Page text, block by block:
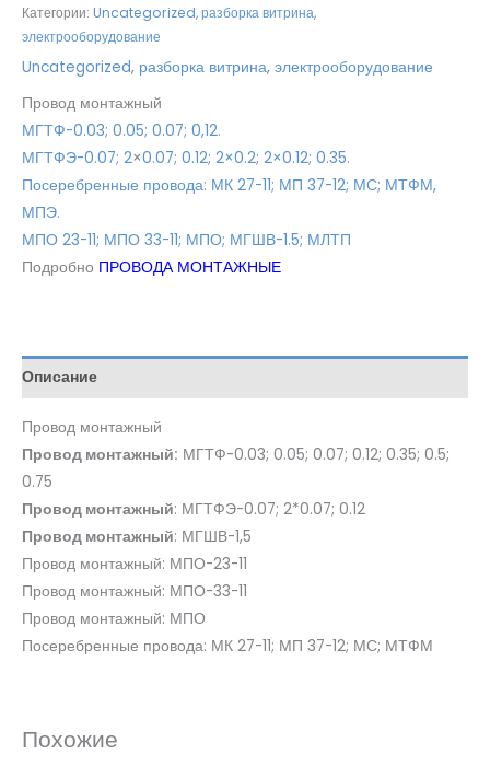
Категории: Uncategorized,разборка витрина,
электрооборудование
Uncategorized, разборка витрина, электрооборудование
Провод монтажный
МГТФ-0.03; 0.05; 0.07; 0,12.
МГТФЭ-0.07; 2×0.07; 0.12; 2×0.2; 2×0.12; 0.35.
Посеребренные провода: МК 27-11; МП 37-12; МС; МТФМ,
МПЭ.
МПО 23-11; МПО 33-11; МПО; МГШВ-1.5; МЛТП
Подробно ПРОВОДА МОНТАЖНЫЕ
Описание
Провод монтажный
Провод монтажный: МГТФ-0.03; 0.05; 0.07; 0.12; 0.35; 0.5;
0.75
Провод монтажный: МГТФЭ-0.07; 2*0.07; 0.12
Провод монтажный: МГШВ-1,5
Провод монтажный: МПО-23-11
Провод монтажный: МПО-33-11
Провод монтажный: МПО
Посеребренные провода: МК 27-11; МП 37-12; МС; МТФМ
Похожие